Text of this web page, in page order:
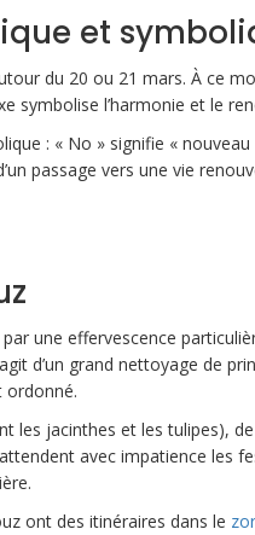
et
du 20 ou 21 mars. À ce
symbolise l’harmonie et le
: « No » signifie « nouveau
passage vers une vie
une effervescence
d’un grand nettoyage de
ordonné.
les jacinthes et les tulipes),
avec impatience les
ont des itinéraires dans le